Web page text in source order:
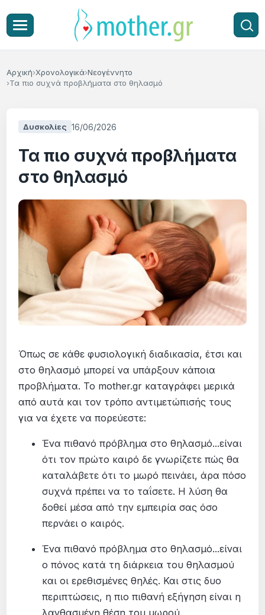
Αρχική Χρονολογικά Νεογέννητο
Τα πιο συχνά προβλήματα στο θηλασμό
Δυσκολίες 16/06/2026
Τα πιο συχνά προβλήματα
στο θηλασμό
Όπως σε κάθε φυσιολογική διαδικασία, έτσι και
στο θηλασμό μπορεί να υπάρξουν κάποια
προβλήματα. Το mother.gr καταγράφει μερικά
από αυτά και τον τρόπο αντιμετώπισής τους
για να έχετε να πορεύεστε:
Ένα πιθανό πρόβλημα στο θηλασμό...είναι
ότι τον πρώτο καιρό δε γνωρίζετε πώς θα
καταλάβετε ότι το μωρό πεινάει, άρα πόσο
συχνά πρέπει να το ταΐσετε. Η λύση θα
δοθεί μέσα από την εμπειρία σας όσο
περνάει ο καιρός.
Ένα πιθανό πρόβλημα στο θηλασμό...είναι
ο πόνος κατά τη διάρκεια του θηλασμού
και οι ερεθισμένες θηλές. Και στις δυο
περιπτώσεις, η πιο πιθανή εξήγηση είναι η
λανθασμένη θέση του μωρού.